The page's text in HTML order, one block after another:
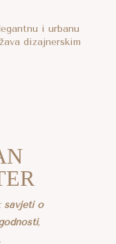
i urbanu
dizajnerskim
savjeti o
,